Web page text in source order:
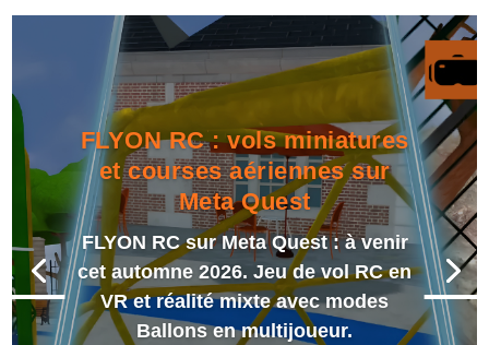
FLYON RC : vols miniatures
et courses aériennes sur
Meta Quest
FLYON RC sur Meta Quest : à venir
cet automne 2026. Jeu de vol RC en
VR et réalité mixte avec modes
Ballons en multijoueur.